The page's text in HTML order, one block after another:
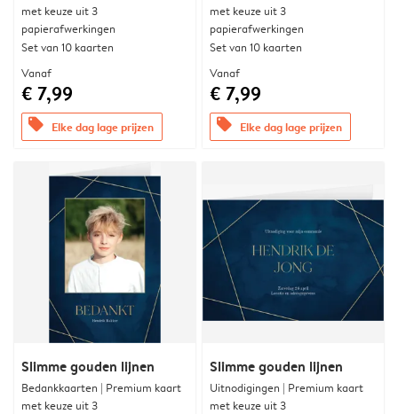
met keuze uit 3
papierafwerkingen
Set van 10 kaarten
Vanaf
€ 7,99
offers Elke dag lage prijzen
met keuze uit 3
papierafwerkingen
Set van 10 kaarten
Vanaf
€ 7,99
offers Elke dag lage prijzen
Slimme gouden lijnen
Bedankkaarten | Premium kaart
met keuze uit 3
Slimme gouden lijnen
Uitnodigingen | Premium kaart
met keuze uit 3